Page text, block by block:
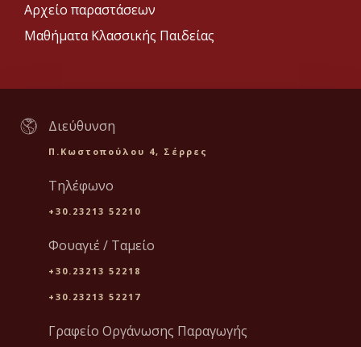
Αρχείο παραστάσεων
Μαθήματα Κλασσικής Παιδείας
Διεύθυνση
Π.Κωστοπούλου 4, Σέρρες
Τηλέφωνο
+30.23213 52210
Φουαγιέ / Ταμείο
+30.23213 52218
+30.23213 52217
Γραφείο Οργάνωσης Παραγωγής